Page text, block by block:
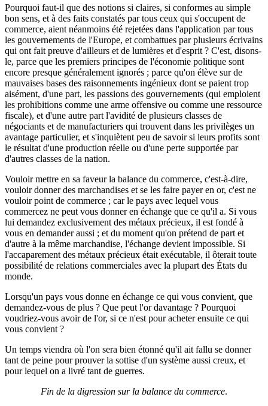
Pourquoi faut-il que des notions si claires, si conformes au simple
bon sens, et à des faits constatés par tous ceux qui s'occupent de
commerce, aient néanmoins été rejetées dans l'application par tous
les gouvernements de l'Europe, et combattues par plusieurs écrivains
qui ont fait preuve d'ailleurs et de lumières et d'esprit ? C'est, disons-
le, parce que les premiers principes de l'économie politique sont
encore presque généralement ignorés ; parce qu'on élève sur de
mauvaises bases des raisonnements ingénieux dont se paient trop
aisément, d'une part, les passions des gouvernements (qui emploient
les prohibitions comme une arme offensive ou comme une ressource
fiscale), et d'une autre part l'avidité de plusieurs classes de
négociants et de manufacturiers qui trouvent dans les privilèges un
avantage particulier, et s'inquiètent peu de savoir si leurs profits sont
le résultat d'une production réelle ou d'une perte supportée par
d'autres classes de la nation.
Vouloir mettre en sa faveur la balance du commerce, c'est-à-dire,
vouloir donner des marchandises et se les faire payer en or, c'est ne
vouloir point de commerce ; car le pays avec lequel vous
commercez ne peut vous donner en échange que ce qu'il a. Si vous
lui demandez exclusivement des métaux précieux, il est fondé à
vous en demander aussi ; et du moment qu'on prétend de part et
d'autre à la même marchandise, l'échange devient impossible. Si
l'accaparement des métaux précieux était exécutable, il ôterait toute
possibilité de relations commerciales avec la plupart des États du
monde.
Lorsqu'un pays vous donne en échange ce qui vous convient, que
demandez-vous de plus ? Que peut l'or davantage ? Pourquoi
voudriez-vous avoir de l'or, si ce n'est pour acheter ensuite ce qui
vous convient ?
Un temps viendra où l'on sera bien étonné qu'il ait fallu se donner
tant de peine pour prouver la sottise d'un système aussi creux, et
pour lequel on a livré tant de guerres.
Fin de la digression sur la balance du commerce.